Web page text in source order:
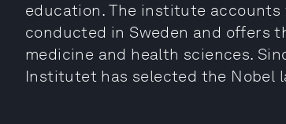
education. The institute accounts
conducted in Sweden and offers
medicine and health sciences.
Institutet has selected the Nobel